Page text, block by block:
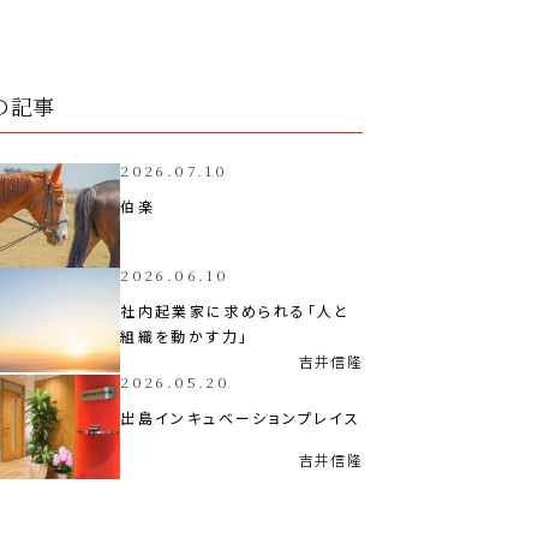
記事
2026.07.10
伯楽
2026.06.10
社内起業家に求められる「人と
組織を動かす力」
吉井信隆
2026.05.20
出島インキュベーションプレイス
吉井信隆